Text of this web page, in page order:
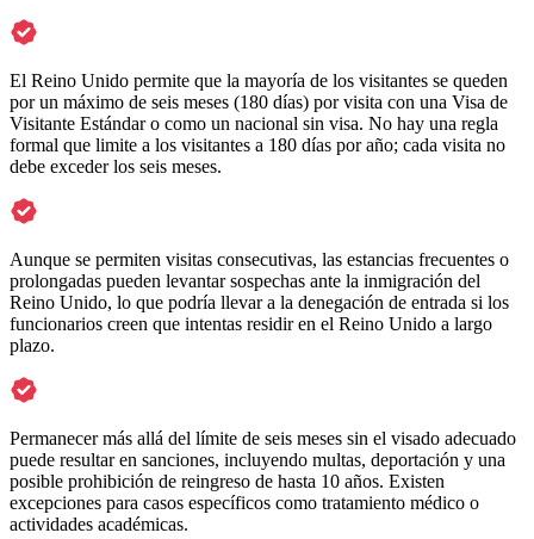
El Reino Unido permite que la mayoría de los visitantes se queden
por un máximo de seis meses (180 días) por visita con una Visa de
Visitante Estándar o como un nacional sin visa. No hay una regla
formal que limite a los visitantes a 180 días por año; cada visita no
debe exceder los seis meses.
Aunque se permiten visitas consecutivas, las estancias frecuentes o
prolongadas pueden levantar sospechas ante la inmigración del
Reino Unido, lo que podría llevar a la denegación de entrada si los
funcionarios creen que intentas residir en el Reino Unido a largo
plazo.
Permanecer más allá del límite de seis meses sin el visado adecuado
puede resultar en sanciones, incluyendo multas, deportación y una
posible prohibición de reingreso de hasta 10 años. Existen
excepciones para casos específicos como tratamiento médico o
actividades académicas.